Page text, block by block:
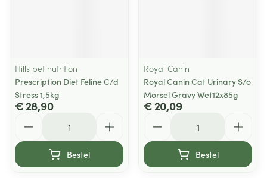
Hills pet nutrition
Prescription Diet Feline C/d
Stress 1,5kg
€ 28,90
Bestel
Royal Canin
Royal Canin Cat Urinary S/o
Morsel Gravy Wet12x85g
€ 20,09
Bestel